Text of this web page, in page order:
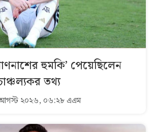
হুমকি’ পেয়েছিলেন
তথ্য
২০২৬, ০৬:২৮ এএম